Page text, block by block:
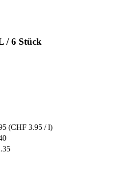
/ 6 Stück
(CHF 3.95 / l)